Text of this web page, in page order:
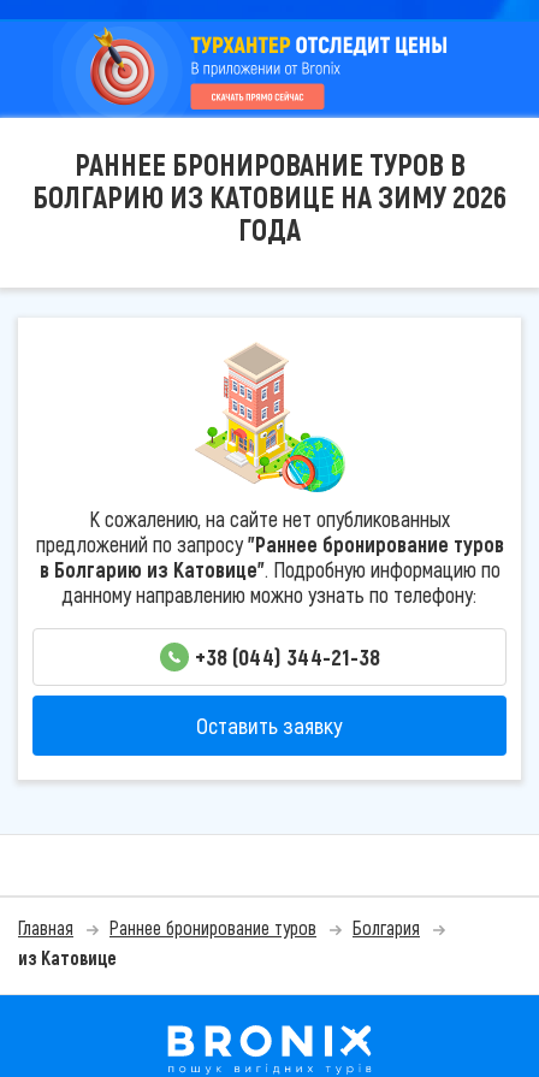
РАННЕЕ БРОНИРОВАНИЕ ТУРОВ В
БОЛГАРИЮ ИЗ КАТОВИЦЕ НА ЗИМУ 2026
ГОДА
К сожалению, на сайте нет опубликованных
предложений по запросу"Раннее бронирование туров
в Болгарию из Катовице". Подробную информацию по
данному направлению можно узнать по телефону:
+38 (044) 344-21-38
Оставить заявку
Главная Раннее бронирование туров
Болгария
из Катовице